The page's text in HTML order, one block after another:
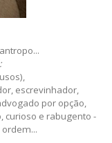
escrevinhador,
por opção,
curioso e rabugento -